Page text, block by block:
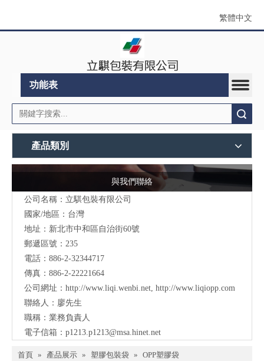
繁體中文
功能表
產品類別
與我們聯絡
公司名稱：立騏包裝有限公司
國家/地區：台灣
地址： 新北市中和區自治街60號
郵遞區號：235
電話：886-2-32344717
傳真：886-2-22221664
公司網址： http://www.liqi.wenbi.net http://www.liqiopp.com
聯絡人：廖先生
職稱：業務負責人
電子信箱： p1213.p1213@msa.hinet.net
首頁 » 產品展示 » 塑膠包裝袋 » OPP塑膠袋